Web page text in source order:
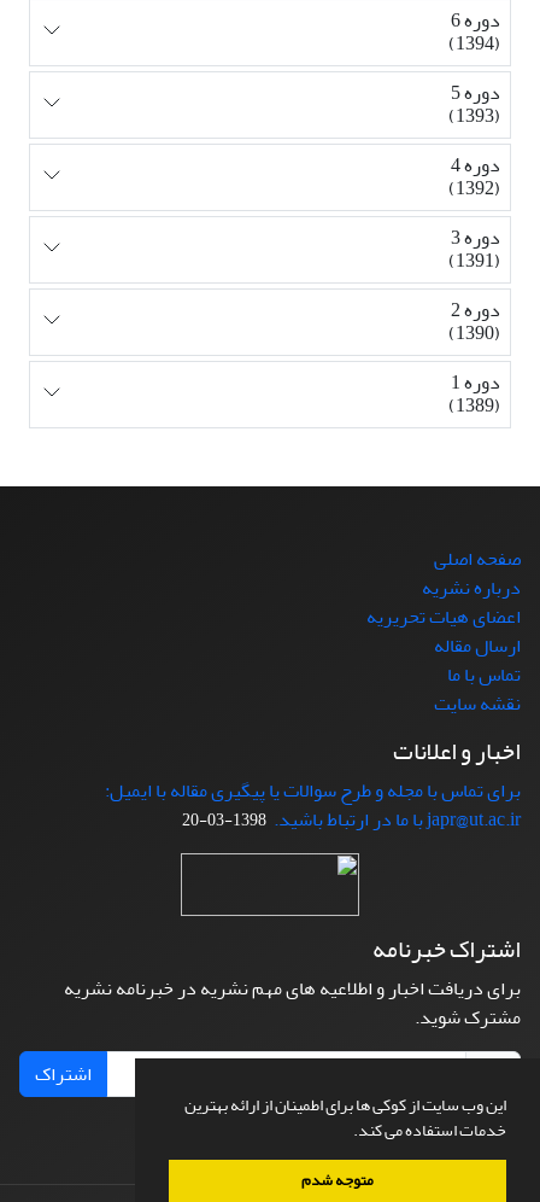
این وب سایت از کوکی ها برای اطمینان از ارائه بهترین
خدمات استفاده می کند.
متوجه شدم
دوره 6
(1394)
دوره 5
(1393)
دوره 4
(1392)
دوره 3
(1391)
دوره 2
(1390)
دوره 1
(1389)
صفحه اصلی
درباره نشریه
اعضای هیات تحریریه
ارسال مقاله
تماس با ما
نقشه سایت
اخبار و اعلانات
برای تماس با مجله و طرح سوالات یا پیگیری مقاله با ایمیل:
japr@ut.ac.ir با ما در ارتباط باشید.
1398-03-20
اشتراک خبرنامه
برای دریافت اخبار و اطلاعیه های مهم نشریه در خبرنامه نشریه
مشترک شوید.
اشتراک